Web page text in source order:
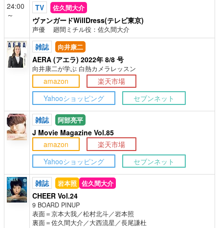
24:00
～
TV 佐久間大介
ヴァンガードWillDress(テレビ東京)
声優 廻間ミチル役：佐久間大介
雑誌 向井康二
AERA (アエラ) 2022年 8/8 号
向井康二が学ぶ 白熱カメラレッスン
amazon
楽天市場
Yahooショッピング
セブンネット
雑誌 阿部亮平
J Movie Magazine Vol.85
amazon
楽天市場
Yahooショッピング
セブンネット
雑誌 岩本照 佐久間大介
CHEER Vol.24
9 BOARD PINUP
表面＝京本大我／松村北斗／岩本照
裏面＝佐久間大介／大西流星／長尾謙杜